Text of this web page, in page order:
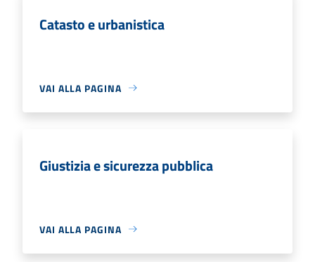
Catasto e urbanistica
VAI ALLA PAGINA
Giustizia e sicurezza pubblica
VAI ALLA PAGINA